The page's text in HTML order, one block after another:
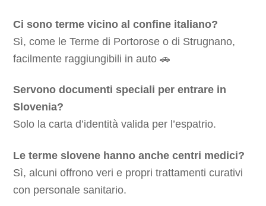
Ci sono terme vicino al confine italiano?
Sì, come le Terme di Portorose o di Strugnano,
facilmente raggiungibili in auto 🚗
Servono documenti speciali per entrare in
Slovenia?
Solo la carta d’identità valida per l’espatrio.
Le terme slovene hanno anche centri medici?
Sì, alcuni offrono veri e propri trattamenti curativi
con personale sanitario.